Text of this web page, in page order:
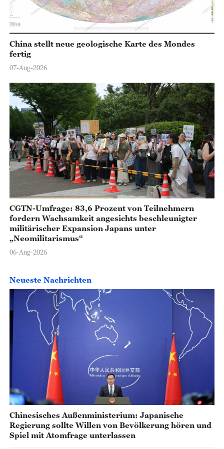
China stellt neue geologische Karte des Mondes
fertig
07-Aug-2026
CGTN-Umfrage: 83,6 Prozent von Teilnehmern
fordern Wachsamkeit angesichts beschleunigter
militärischer Expansion Japans unter
„Neomilitarismus“
06-Aug-2026
Neueste Nachrichten
Chinesisches Außenministerium: Japanische
Regierung sollte Willen von Bevölkerung hören und
Spiel mit Atomfrage unterlassen